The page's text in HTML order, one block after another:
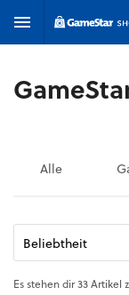
Alle
Beliebtheit
Es stehen dir 33 Artikel